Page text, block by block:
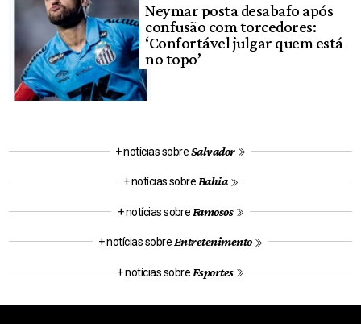
Neymar posta desabafo após
confusão com torcedores:
‘Confortável julgar quem está
no topo’
+ notícias sobreSalvador
+ notícias sobreBahia
+ notícias sobre Famosos
+ notícias sobreEntretenimento
+ notícias sobre Esportes